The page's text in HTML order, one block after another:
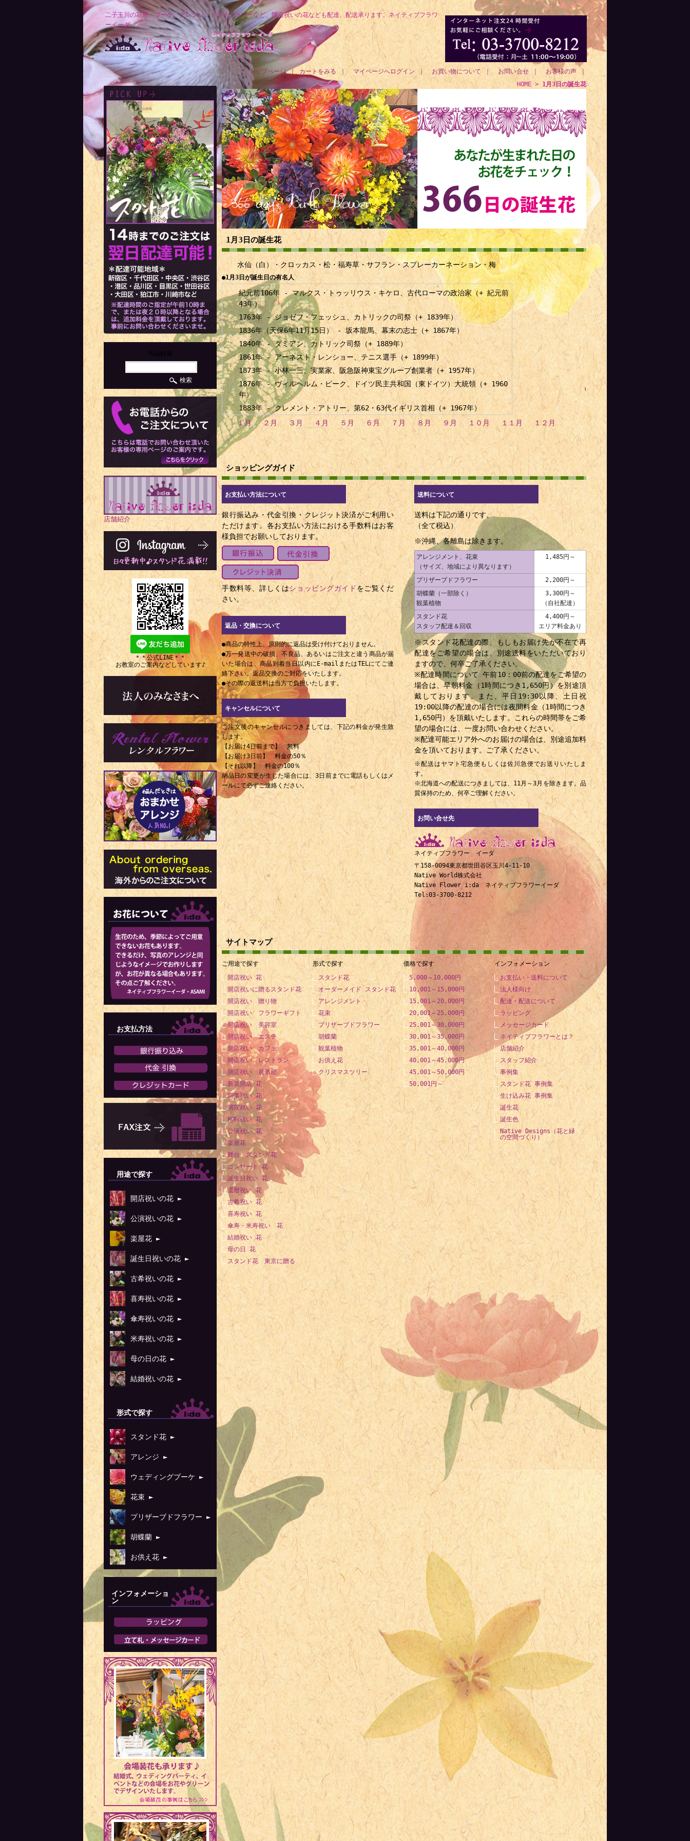
二子玉川の花屋、ブーケ、アレンジ、ドライフラワーなど、開店祝いの花なども配達、配送承ります。ネイティブフラワ
ーイーダ
トップページ｜ カートをみる｜ マイページへログイン ｜ お買い物について ｜ お問い合せ お客様の声 ｜
HOME > 1月3日の誕生花
1月3日の誕生花
水仙（白）・クロッカス・松・福寿草・サフラン・スプレーカーネーション・梅
●1月3日が誕生日の有名人
紀元前106年 - マルクス・トゥッリウス・キケロ、古代ローマの政治家（+ 紀元前
43年）
1763年 - ジョゼフ・フェッシュ、カトリックの司祭（+ 1839年）
1836年（天保6年11月15日） - 坂本龍馬、幕末の志士（+ 1867年）
1840年 - ダミアン、カトリック司祭（+ 1889年）
1861年 - アーネスト・レンショー、テニス選手（+ 1899年）
1873年 - 小林一三、実業家、阪急阪神東宝グループ創業者（+ 1957年）
1876年 - ヴィルヘルム・ピーク、ドイツ民主共和国（東ドイツ）大統領（+ 1960
年）
1883年 - クレメント・アトリー、第62・63代イギリス首相（+ 1967年）
1887年 - アウグスト・マッケ、画家（+ 1914年）
1889年 - 河上丈太郎、政治家（+ 1965年）
1892年 - J・R・R・トールキン、作家（+ 1973年）
1897年 - ポーラ・ネグリ、女優（+ 1987年）
1905年 - 高松宮宣仁親王、皇族（+ 1987年）
1906年 - 豊田四郎、映画監督（+ 1977年）
1908年 - レイ・ミランド、俳優（+ 1986年）
1908年 - 篠田康雄、神職（+ 1997年）
1911年 - ジョン・スタージェス、映画監督（+ 1992年）
1917年 - 霧立のぼる、女優（+ 1972年）
1921年 - セルジオ・レオーネ、映画監督 （+ 1989年）
1926年 - ジョージ・マーティン、音楽プロデューサー
1926年 - 平井龍、元山口県知事（+ 2008年）
1931年 - 道場六三郎、料理人
1933年 - 5代目三遊亭圓楽、落語家（+ 2009年）
1933年 - 加藤明、元バレーボール選手、監督（+ 1982年）
1936年 - 房錦勝比古、大相撲力士（+ 1993年）
1937年 - 山本學、俳優
1939年 - 藤村志保、女優
1940年 - ゼンジー北京、マジシャン
1940年 - 森村桂、作家（+ 2004年）
1941年 - 横路孝弘、政治家、弁護士
1941年 - 水谷寿伸、元プロ野球選手
1941年 - 三沢今朝治、元プロ野球選手
1943年 - ヴァン・ダイク・パークス、ミュージシャン
1943年 - 牧勝彦、元プロ野球選手
1943年 - エイドリアン・ギャレット、元プロ野球選手
1943年 - 鳥居ユキ、ファッションデザイナー
1945年 - 長谷川一夫、元プロ野球選手
1946年 - 日野元彦、ミュージシャン
1946年 - ジョン・ポール・ジョーンズ、レッド・ツェッペリンのベーシスト
1948年 - 芹澤廣明、音楽プロデューサー・ミュージシャン
1948年 - 中村晃子、歌手、女優
1948年 - 末永吉幸、元プロ野球選手
1950年 - 湖川友謙、キャラクターデザイナー、アニメーション演出家
1950年 - 南出喜久治、弁護士
1953年 - 桑田健秀、バスケットボール選手・指導者
1954年 - 高瀬春奈、女優
1956年 - 小堺一機、タレント
1956年 - 鈴木富子、声優（+ 2003年）
1956年 - メル・ギブソン、俳優
1959年 - ダンカン、放送作家、タレント
1960年 - 中村れい子、女優
1960年 - 山崎浩子、元新体操選手
1961年 - 柳葉敏郎、俳優
1961年 - 日下部みどり子、トラベルライター
1963年 - ケラリーノ・サンドロヴィッチ、演出家・脚本家、ナイロン100℃主宰
1964年 - 堀江敏幸、小説家
1965年 - 笠浩史、政治家
1966年 - 智田裕一、フジテレビ記者、元アナウンサー
1967年 - 野島卓、フジテレビアナウンサー
1967年 - 若村麻由美、女優
1969年 - ミハエル・シューマッハ、F1レーサー
1969年 - 吉田栄作、俳優
1970年 - 長井秀和、お笑いタレント
1971年 - 北浦共笑、女優
1973年 - 川越美和、女優
1973年 - 金敏宰、野球選手
1974年 - 伊藤健太郎、声優
1974年 - アレサンドロ・ペタッキ、自転車プロロードレース選手
1975年 - 川上稔、ライトノベル作家、ゲームクリエイター
1975年 - 麻枝准、シナリオライター・作詞家・作曲家
1976年 - 前田浩継、元プロ野球選手
1977年 - 飯塚雅弓、声優
1977年 - 小沢真珠、女優
1977年 - A.J.バーネット、メジャーリーガー
1978年 - パク・ソルミ、女優
1978年 - リヤ・ケベデ、スーパーモデル、女優
1979年 - 田中理恵、声優
1979年 - ベリッシモ・フランチェスコ、料理研究家、タレント
1979年 - マイケル・レストビッチ、プロ野球選手
1981年 - イーライ・マニング、アメリカンフットボール選手
1983年 - 長谷川凛、ストリッパー
1984年 - 橋本まい、声優
1984年 - フィリプ・ザレウシキー、フィギュアスケート選手
1987年 - 柳沢なな、女性アイドル
1987年 - 小神野由佳、グラビアアイドル
1988年 - ジョニー・エヴァンズ、サッカー選手
1988年 - チョン・ヨンヒョク、フィギュアスケート選手
1988年 - カロリーナ・ヘルマン、フィギュアスケート選手
1989年 - 梅田彩佳、AKB48
1989年 - 内村航平、体操選手
1989年 - アレックス・D・リンツ、俳優
1990年 - 柿谷曜一朗、セレッソ大阪
1990年 - 黒川洋介、HotchPotchi
1990年 - 深谷知広、競輪選手
1993年 - 糖果、台湾の歌手
1993年 - 飯塚尚利、俳優
1994年 - 吹田祐実、ファッションモデル
1994年 - 耿冰娃、フィギュアスケート選手
1997年 - 澤畠流星、子役、俳優
生年不明 - 藤井まき、アニメーター
生年不明 - 秋乃武彦、イラストレーター
生年不明 - 民安ともえ、声優
１月 ２月 ３月 ４月 ５月 ６月 ７月 ８月 ９月 １０月 １１月 １２月
ショッピングガイド
お支払い方法について
銀行振込み・代金引換・クレジット決済がご利用い
ただけます。各お支払い方法における手数料はお客
様負担でお願いしております。
手数料等、詳しくはショッピングガイド をご覧くだ
さい。
返品・交換について
●商品の特性上、原則的に返品は受け付けておりません。
●万一発送中の破損、不良品、あるいはご注文と違う商品が届
いた場合は、商品到着当日以内にE-mailまたはTELにてご連
絡下さい。返品交換のご対応をいたします。
●その際の返送料は当方で負担いたします。
キャンセルについて
ご注文後のキャンセルにつきましては、下記の料金が発生致
します。
【お届け4日前まで】 無料
【お届け3日前】 料金の50％
【それ以降】 料金の100％
納品日の変更が生じた場合には、3日前までに電話もしくはメ
ールにて必ずご連絡ください。
送料について
送料は下記の通りです。
（全て税込）
※沖縄、各離島は除きます。
アレンジメント、花束
（サイズ、地域により異なります）
1,485円～
プリザーブドフラワー
2,200円～
胡蝶蘭（一部除く）
観葉植物
3,300円～
（自社配達）
スタンド花
スタッフ配達＆回収
4,400円～
エリア料金あり
※スタンド花配達の際、もしもお届け先が不在で再
配達をご希望の場合は、別途送料をいただいており
ますので、何卒ご了承ください。
※配達時間について 午前10：00前の配達をご希望の
場合は、早朝料金（1時間につき1,650円）を別途頂
戴しております。また、平日19:30以降、土日祝
19:00以降の配達の場合には夜間料金（1時間につき
1,650円）を頂戴いたします。これらの時間帯をご希
望の場合には、一度お問い合わせください。
※配達可能エリア外へのお届けの場合は、別途追加料
金を頂いております。ご了承ください。
※配送はヤマト宅急便もしくは佐川急便でお送りいたしま
す。
※北海道への配送につきましては、11月～3月を除きます。品
質保持のため、何卒ご理解ください。
お問い合せ先
ネイティブフラワー イーダ
〒158-0094東京都世田谷区玉川4-11-10
Native World株式会社
Native Flower i:da ネイティブフラワーイーダ
Tel:03-3700-8212
サイトマップ
ご用途で探す
開店祝い 花
開店祝いに贈るスタンド花
開店祝い 贈り物
開店祝い フラワーギフト
開店祝い 美容室
開店祝い エステ
開店祝い カフェ
開店祝い レストラン
開店祝い 居酒屋
新装開店 花
開業祝い 花
開院祝い 花
移転祝い 花
公演祝い 花
楽屋花
舞台 スタンド花
コンサート 花
誕生日祝い 花
還暦祝い 花
古希祝い 花
喜寿祝い 花
傘寿・米寿祝い 花
結婚祝い 花
母の日 花
スタンド花 東京に贈る
形式で探す
スタンド花
オーダーメイド スタンド花
アレンジメント
花束
プリザーブドフラワー
胡蝶蘭
観葉植物
お供え花
クリスマスツリー
価格で探す
5,000～10,000円
10,001～15,000円
15,001～20,000円
20,001～25,000円
25,001～30,000円
30,001～35,000円
35,001～40,000円
40,001～45,000円
45,001～50,000円
50,001円～
インフォメーション
お支払い・送料について
法人様向け
配達・配送について
ラッピング
メッセージカード
ネイティブフラワーとは？
店舗紹介
スタッフ紹介
事例集
スタンド花 事例集
生け込み花 事例集
誕生花
誕生色
Native Designs（花と緑
の空間づくり）
商品検索
店舗紹介
＊＊公式LINE＊＊
お教室のご案内などしています♪
お支払方法
用途で探す
開店祝いの花 ►
公演祝いの花 ►
楽屋花 ►
誕生日祝いの花 ►
古希祝いの花 ►
喜寿祝いの花 ►
傘寿祝いの花 ►
米寿祝いの花 ►
母の日の花 ►
結婚祝いの花 ►
形式で探す
スタンド花 ►
アレンジ ►
ウェディングブーケ ►
花束 ►
プリザーブドフラワー ►
胡蝶蘭 ►
お供え花 ►
インフォメーショ
ン